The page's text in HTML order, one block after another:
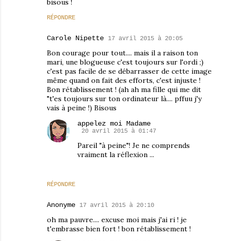
bisous !
RÉPONDRE
Carole Nipette 17 avril 2015 à 20:05
Bon courage pour tout.... mais il a raison ton
mari, une blogueuse c'est toujours sur l'ordi ;)
c'est pas facile de se débarrasser de cette image
même quand on fait des efforts, c'est injuste !
Bon rétablissement ! (ah ah ma fille qui me dit
"t'es toujours sur ton ordinateur là.... pffuu j'y
vais à peine !) Bisous
RÉPONDRE
appelez moi Madame
20 avril 2015 à 01:47
Pareil "à peine"! Je ne comprends
vraiment la réflexion ...
Anonyme 17 avril 2015 à 20:10
oh ma pauvre.... excuse moi mais j'ai ri ! je
t'embrasse bien fort ! bon rétablissement !